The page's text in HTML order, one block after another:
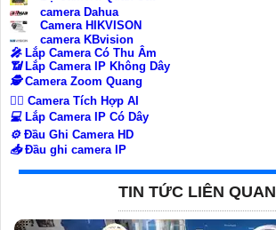
camera Dahua
Camera HIKVISON
camera KBvision
️🎤️ Lắp Camera Có Thu Âm
📶 Lắp Camera IP Không Dây
🕵️Camera Zoom Quang
🧛‍♀️ Camera Tích Hợp AI
💻Lắp Camera IP Có Dây
⚙️Đầu Ghi Camera HD
📥Đầu ghi camera IP
TIN TỨC LIÊN QUAN